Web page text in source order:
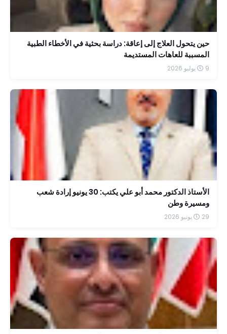
حين يتحول العلاج إلى إعاقة: دراسة بحثية في الأخطاء الطبية
المسببة للعاهات المستديمة
9 يوليو 2026
الأستاذ الدكتور محمد أبو علي يكتب: 30 يونيو إرادة شعب
ومسيرة وطن
29 يونيو 2026